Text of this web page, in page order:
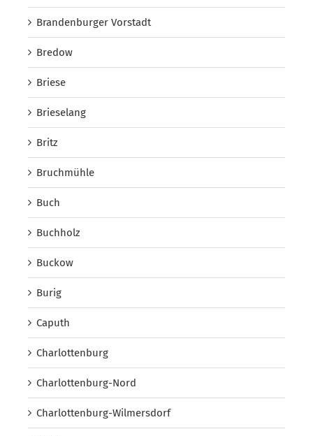
Brandenburger Vorstadt
Bredow
Briese
Brieselang
Britz
Bruchmühle
Buch
Buchholz
Buckow
Burig
Caputh
Charlottenburg
Charlottenburg-Nord
Charlottenburg-Wilmersdorf